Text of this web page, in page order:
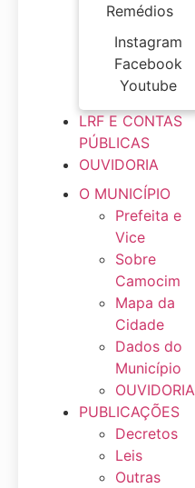
Remédios
Instagram
Facebook
Youtube
LRF E CONTAS
PÚBLICAS
OUVIDORIA
O MUNICÍPIO
Prefeita e
Vice
Sobre
Camocim
Mapa da
Cidade
Dados do
Município
OUVIDORIA
PUBLICAÇÕES
Decretos
Leis
Outras